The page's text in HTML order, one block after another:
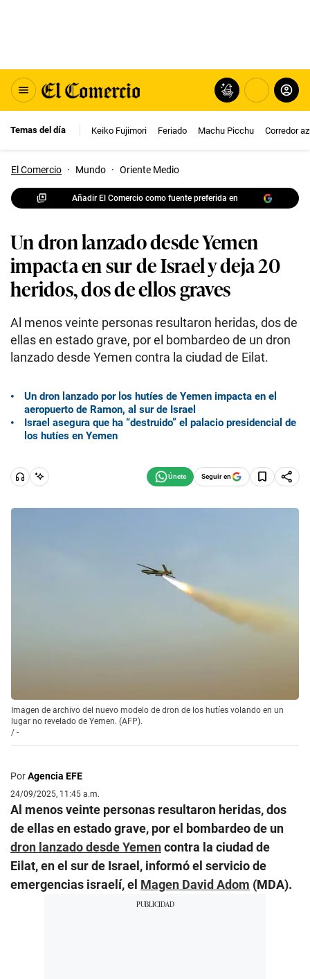
Temas del día Keiko Fujimori Feriado Machu Picchu Corredor
El Comercio · Mundo · Oriente Medio
Añadir El Comercio como fuente preferida en
Un dron lanzado desde Yemen
impacta en sur de Israel y deja 20
heridos, dos de ellos graves
Al menos veinte personas resultaron heridas, dos de
ellas en estado grave, por el bombardeo de un dron
lanzado desde Yemen contra la ciudad de Eilat.
Un dron lanzado por los hutíes de Yemen impacta en el
aeropuerto de Ramon, al sur de Israel
Israel asegura que ha “destruido” el palacio presidencial de
los hutíes en Yemen
Seguir en
Imagen de archivo del nuevo modelo de dron de los hutíes volando en un
lugar no revelado de Yemen. (AFP).
/ -
PorAgencia EFE
24/09/2025, 11:45 a.m.
Al menos veinte personas resultaron heridas, dos
de ellas en estado grave, por el bombardeo de un
dron lanzado desde Yemencontra la ciudad de
Eilat, en el sur de Israel, informó el servicio de
emergencias israelí, el Magen David Adom (MDA).